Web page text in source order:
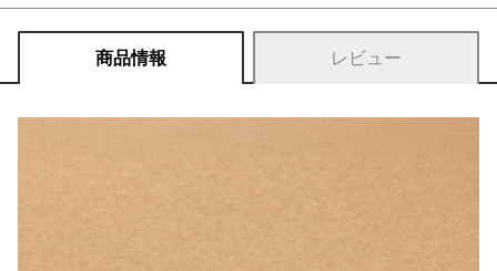
商品情報 レビュー